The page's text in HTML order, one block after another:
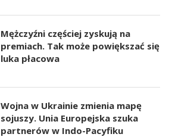
Mężczyźni częściej zyskują na
premiach. Tak może powiększać się
luka płacowa
Wojna w Ukrainie zmienia mapę
sojuszy. Unia Europejska szuka
partnerów w Indo-Pacyfiku